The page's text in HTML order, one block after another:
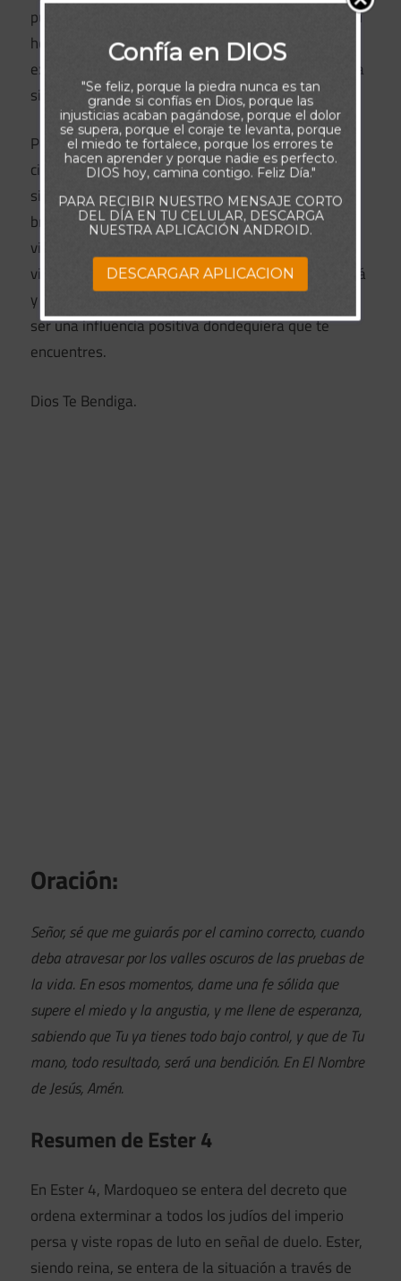
puso en ese trabajo o en esa escuela. Te puso en tu
hogar, y de las situaciones por las que hoy pasas,
existen, de seguro, y aún cuando no puedan verse a
simple vista, oportunidades que debes aprovechar.
Por ello, no subestimes el significado de tus
circunstancias actuales, ya que incluso las
situaciones aparentemente insignificantes pueden
brindarte caminos para marcar la diferencia en la
vida de otros y cumplir el propósito del Señor en tu
vida. Confía en que que Tu Padre Celestial. te guiará
y capacitará para aprovechar esas oportunidades y
ser una influencia positiva dondequiera que te
encuentres.
Dios Te Bendiga.
Oración:
Señor, sé que me guiarás por el camino correcto, cuando
deba atravesar por los valles oscuros de las pruebas de
la vida. En esos momentos, dame una fe sólida que
supere el miedo y la angustia, y me llene de esperanza,
sabiendo que Tu ya tienes todo bajo control, y que de Tu
mano, todo resultado, será una bendición. En El Nombre
de Jesús, Amén.
Resumen de Ester 4
En Ester 4, Mardoqueo se entera del decreto que
ordena exterminar a todos los judíos del imperio
persa y viste ropas de luto en señal de duelo. Ester,
siendo reina, se entera de la situación a través de
Confía en DIOS
"Se feliz, porque la piedra nunca es tan
grande si confías en Dios, porque las
injusticias acaban pagándose, porque el dolor
se supera, porque el coraje te levanta, porque
el miedo te fortalece, porque los errores te
hacen aprender y porque nadie es perfecto.
DIOS hoy, camina contigo. Feliz Día."
PARA RECIBIR NUESTRO MENSAJE CORTO
DEL DÍA EN TU CELULAR, DESCARGA
NUESTRA APLICACIÓN ANDROID.
DESCARGAR APLICACION